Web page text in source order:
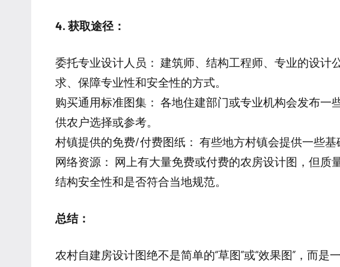
4. 获取途径：
委托专业设计人员： 建筑师、结构工程师、专业的设计
求、保障专业性和安全性的方式。
购买通用标准图集： 各地住建部门或专业机构会发布一
供农户选择或参考。
村镇提供的免费/付费图纸： 有些地方村镇会提供一些基
网络资源： 网上有大量免费或付费的农房设计图，但质
结构安全性和是否符合当地规范。
总结：
农村自建房设计图绝不是简单的“草图”或“效果图”，而